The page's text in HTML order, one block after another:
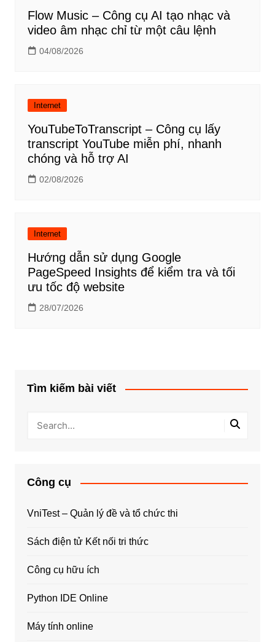
Flow Music – Công cụ AI tạo nhạc và
video âm nhạc chỉ từ một câu lệnh
04/08/2026
Internet
YouTubeToTranscript – Công cụ lấy
transcript YouTube miễn phí, nhanh
chóng và hỗ trợ AI
02/08/2026
Internet
Hướng dẫn sử dụng Google
PageSpeed Insights để kiểm tra và tối
ưu tốc độ website
28/07/2026
Tìm kiếm bài viết
Công cụ
VniTest – Quản lý đề và tổ chức thi
Sách điện tử Kết nối tri thức
Công cụ hữu ích
Python IDE Online
Máy tính online